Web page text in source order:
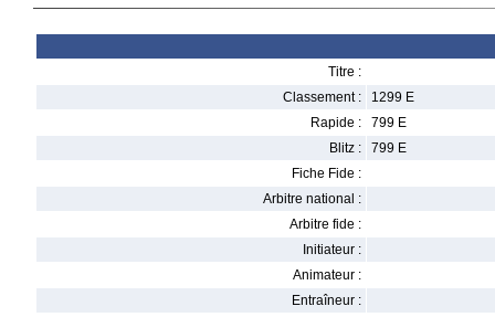
Titre :
Classement :
1299 E
Rapide :
799 E
Blitz :
799 E
Fiche Fide :
Arbitre national :
Arbitre fide :
Initiateur :
Animateur :
Entraîneur :